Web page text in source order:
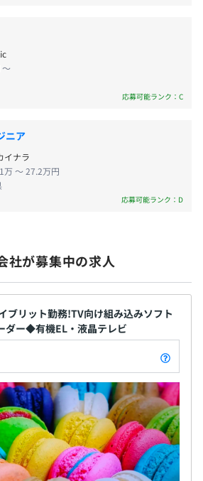
ある者に占める女性の割合
でプライベートの時間も大切に
ものづくりに関わりながら、映
動」を届ける仕事に興味がある
トにご参加ください！
応募可能ランク：C
ニア
イナラ
万 〜 27.2万円
応募可能ランク：D
社​が募集中の求人
ブリット勤務!TV向け組み込みソフト
ダー◆有機EL・液晶テレビ